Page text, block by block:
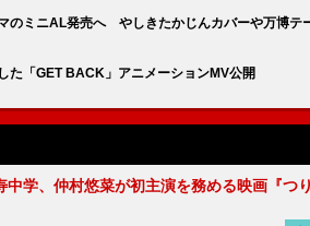
のミニAL発売へ やしきたかじんカバーや万博テ
た「GET BACK」アニメーションMV公開
中学、仲村悠菜が初主演を務める映画『つ